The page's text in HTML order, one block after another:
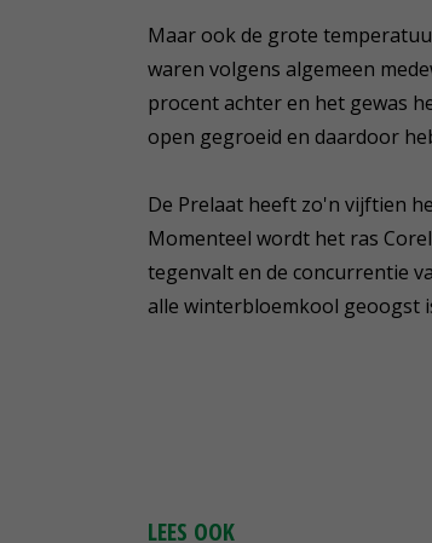
Maar ook de grote
waren volgens algemeen
procent achter en het gewas
open gegroeid en daardoor
De Prelaat heeft zo'n vijftien
Momenteel wordt het ras
tegenvalt en de concurrentie
alle winterbloemkool geoogst
LEES OOK